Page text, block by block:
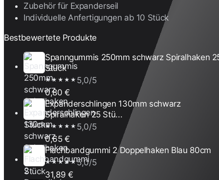
Zubehör für Expanderseil
Individuelle Anfertigungen ab 10 Stück
Bestbewertete Produkte
Spanngummis 250mm schwarz Spiralhaken
Stück
★★★★★ 5,0/5
0,80 €
Expanderschlingen 130mm schwarz
Spiralhaken 25 Stü...
★★★★★ 5,0/5
0,65 €
Flachbandgummi 2 Doppelhaken Blau 80cm
★★★★★5,0/5
31,89 €